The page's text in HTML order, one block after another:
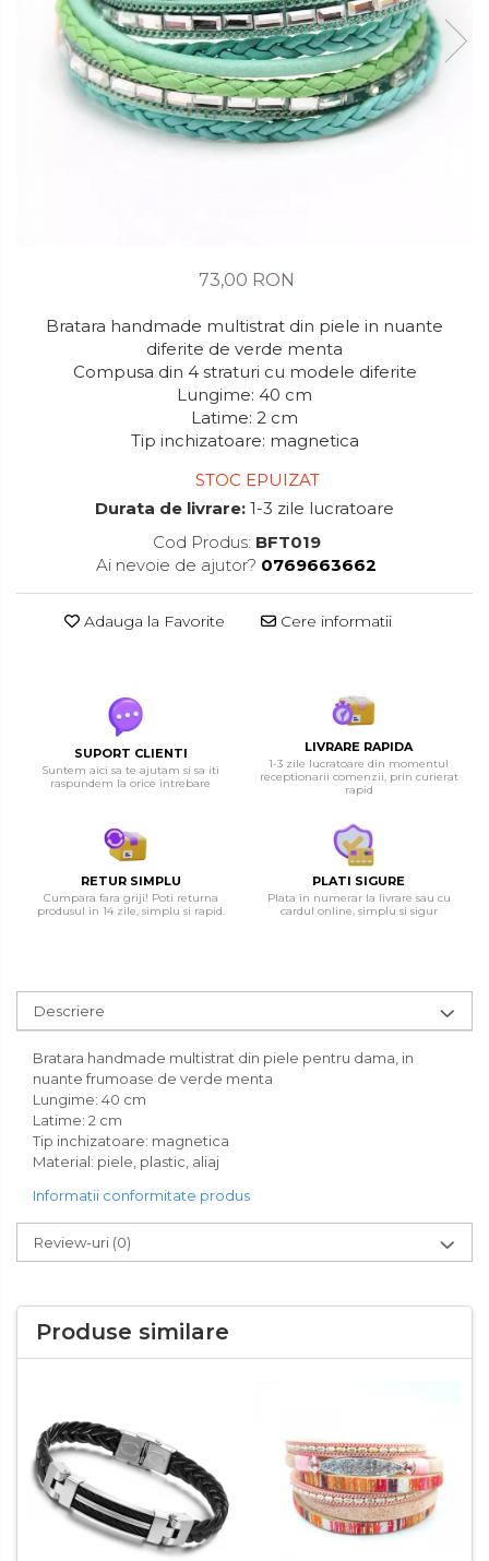
73,00 RON
Bratara handmade multistrat din piele in nuante
diferite de verde menta
Compusa din 4 straturi cu modele diferite
Lungime: 40 cm
Latime: 2 cm
Tip inchizatoare: magnetica
STOC EPUIZAT
Durata de livrare: 1-3 zile lucratoare
Cod Produs: BFT019
Ai nevoie de ajutor? 0769663662
Adauga la Favorite Cere informatii
SUPORT CLIENTI
Suntem aici sa te ajutam si sa iti
raspundem la orice intrebare
LIVRARE RAPIDA
1-3 zile lucratoare din momentul
receptionarii comenzii, prin curierat
rapid
RETUR SIMPLU
Cumpara fara griji! Poti returna
produsul in 14 zile, simplu si rapid.
PLATI SIGURE
Plata in numerar la livrare sau cu
cardul online, simplu si sigur
Descriere
Bratara handmade multistrat din piele pentru dama, in
nuante frumoase de verde menta
Lungime: 40 cm
Latime: 2 cm
Tip inchizatoare: magnetica
Material: piele, plastic, aliaj
Informatii conformitate produs
Review-uri (0)
Produse similare